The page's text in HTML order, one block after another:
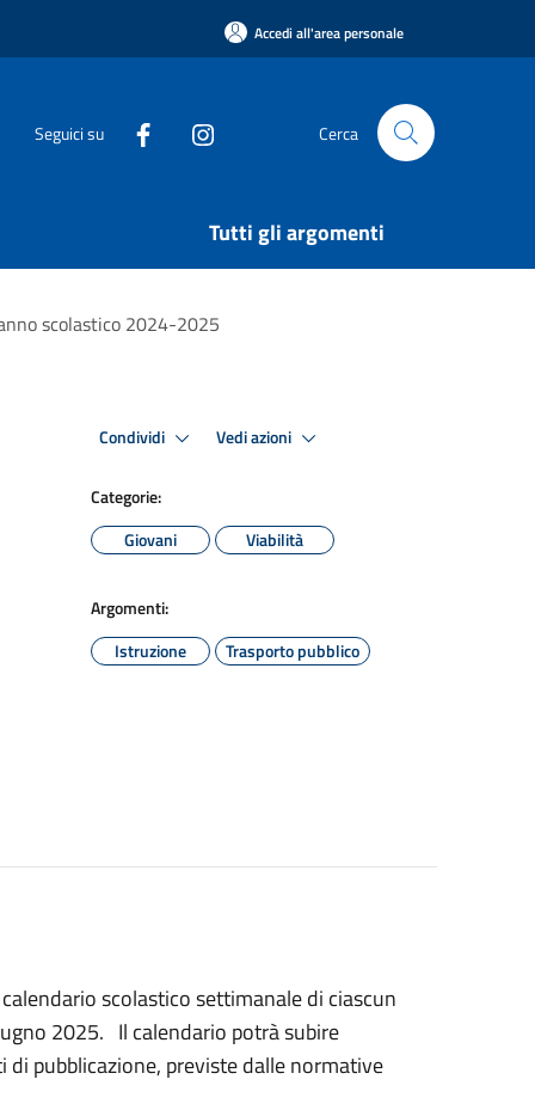
Accedi all'area personale
Seguici su Cerca
Tutti gli argomenti
scolastico 2024-2025
Condividi Vedi azioni
Categorie:
Giovani
Viabilità
Argomenti:
Istruzione
Trasporto pubblico
scolastico settimanale di ciascun
2025. Il calendario potrà subire
pubblicazione, previste dalle normative